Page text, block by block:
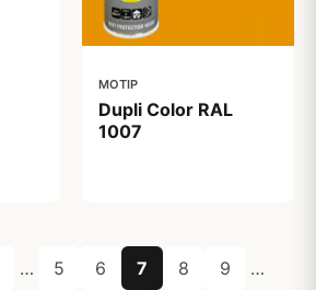
MOTIP
Dupli Color RAL
1007
… 5 6 7 8 9
…